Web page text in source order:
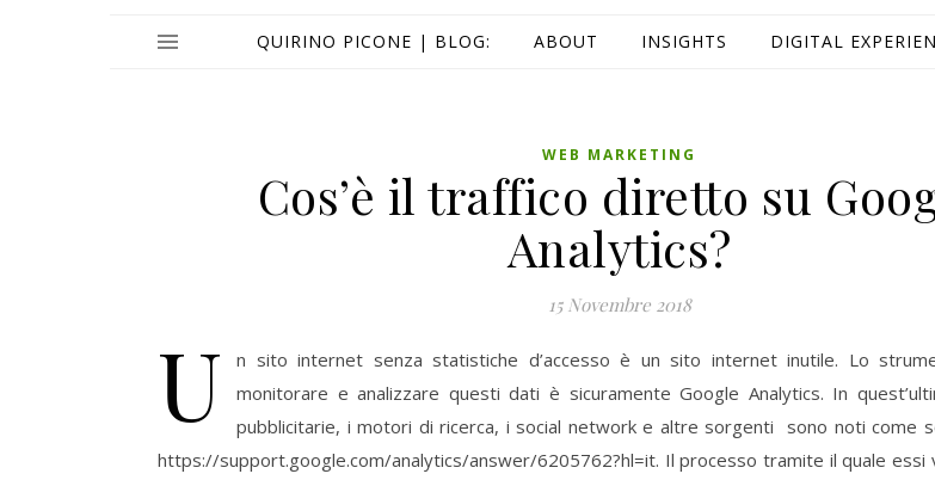
QUIRINO PICONE | BLOG: ABOUT INSIGHTS DIGITAL
WEB MARKETING
Cos’è il traffico diretto su
Analytics?
15 Novembre 2018
U
n sito internet senza statistiche d’accesso è un sito internet inutile. Lo
monitorare e analizzare questi dati è sicuramente Google Analytics. In
pubblicitarie, i motori di ricerca, i social network e altre sorgenti sono noti come
https://support.google.com/analytics/answer/6205762?hl=it. Il processo tramite il quale essi